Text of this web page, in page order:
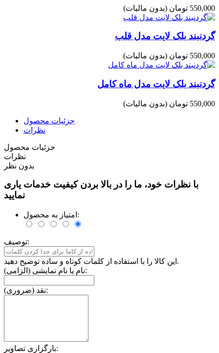
550,000 تومان (بدون مالیات)
گردنبند بلک لایت مدل قلب
550,000 تومان (بدون مالیات)
گردنبند بلک لایت مدل ماه کامل
550,000 تومان (بدون مالیات)
جزئیات محصول
نظرات
جزئیات محصول
نظرات
بدون نظر
با نظرات خود، ما را در بالا بردن کیفیت خدمات یاری
نمایید
امتیاز به محصول:
توصیف:
این کالا را با استفاده از کلمات کوتاه و ساده توضیح دهید.
نام یا نام نمایشی (الزامی):
نقد (ضروری):
بارگزاری تصاویر: